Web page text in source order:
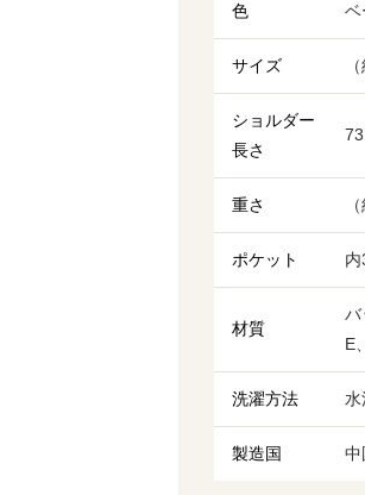
色 ベ
サイズ
ショルダー
長さ
重さ
ポケット
材質
バ
E
洗濯方法 水
製造国 中